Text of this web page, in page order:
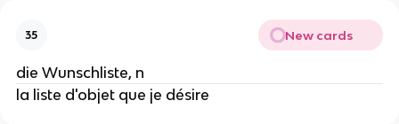
35 New cards
die Wunschliste, n
la liste d'objet que je désire